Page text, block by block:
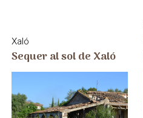
Xaló
Sequer al sol de Xaló